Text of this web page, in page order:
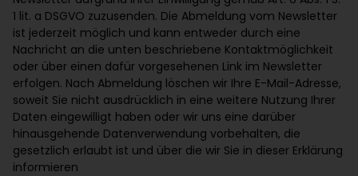
1 lit. a DSGVO zuzusenden. Die Abmeldung vom Newsletter
ist jederzeit möglich und kann entweder durch eine
Nachricht an die unten beschriebene Kontaktmöglichkeit
oder über einen dafür vorgesehenen Link im Newsletter
erfolgen. Nach Abmeldung löschen wir Ihre E-Mail-Adresse,
soweit Sie nicht ausdrücklich in eine weitere Nutzung Ihrer
Daten eingewilligt haben oder wir uns eine darüber
hinausgehende Datenverwendung vorbehalten, die
gesetzlich erlaubt ist und über die wir Sie in dieser Erklärung
informieren